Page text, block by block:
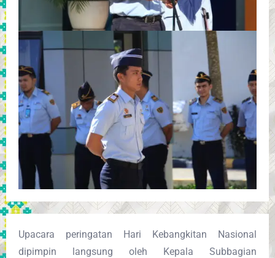
Upacara peringatan Hari Kebangkitan Nasional
dipimpin langsung oleh Kepala Subbagian